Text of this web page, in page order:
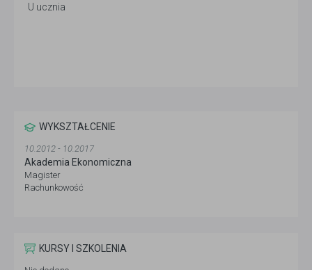
U ucznia
WYKSZTAŁCENIE
10.2012 - 10.2017
Akademia Ekonomiczna
Magister
Rachunkowość
KURSY I SZKOLENIA